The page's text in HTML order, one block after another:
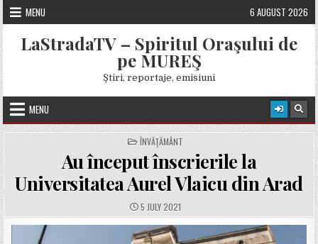
Skip
to
content
MENU 6 AUGUST 2026
LaStradaTV – Spiritul Oraşului de
pe MUREŞ
Ştiri, reportaje, emisiuni
MENU
POSTED
IN
ÎNVĂŢĂMÂNT
Au început înscrierile la
Universitatea Aurel Vlaicu din Arad
PUBLISHED
DATE:
5 JULY 2021